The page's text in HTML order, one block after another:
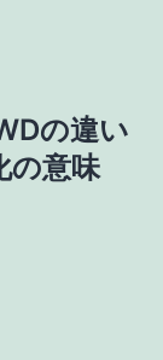
の違い
の意味